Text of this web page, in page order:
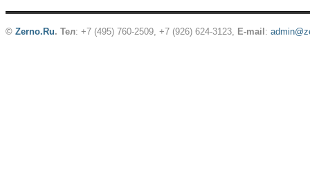
© Zerno.Ru. Тел: +7 (495) 760-2509, +7 (926) 624-3123 E-mail: